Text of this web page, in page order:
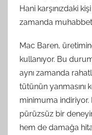
Hani karşınızdaki
zamanda
Mac Baren,
kullanıyor. Bu
aynı zamanda
tütünün yanmasını
minimuma
pürüzsüz bir
hem de damağa